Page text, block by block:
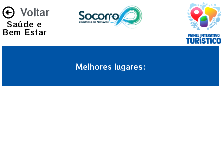
Voltar
Saúde e
Bem Estar
Melhores lugares: